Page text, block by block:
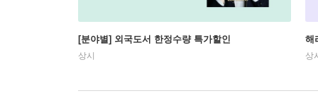
[분야별] 외국도서 한정수량 특가할인
상시
해
상